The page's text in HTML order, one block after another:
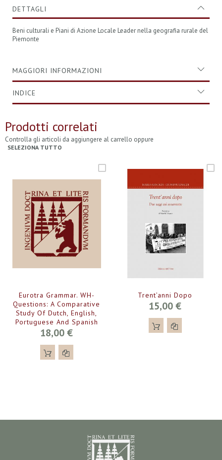
DETTAGLI
Beni culturali e Piani di Azione Locale Leader nella geografia rurale del
Piemonte
MAGGIORI INFORMAZIONI
INDICE
Prodotti correlati
Controlla gli articoli da aggiungere al carrello oppure
SELEZIONA TUTTO
Eurotra Grammar. WH-
Questions: A Comparative
Study Of Dutch, English,
Portuguese And Spanish
18,00 €
Trent’anni Dopo
15,00 €